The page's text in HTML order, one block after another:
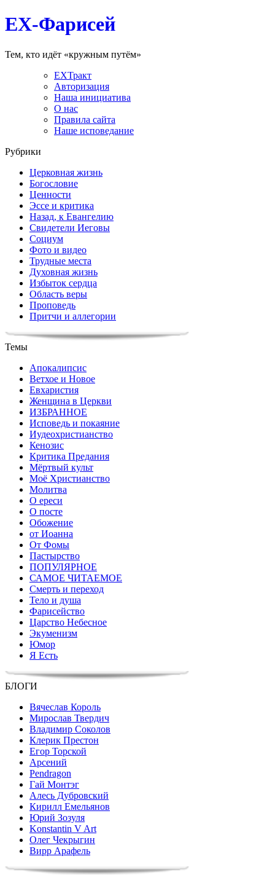
EX-Фарисей
Тем, кто идёт «кружным путём»
EXТракт
Авторизация
Наша инициатива
О нас
Правила сайта
Наше исповедание
Рубрики
Церковная жизнь
Богословие
Ценности
Эссе и критика
Назад, к Евангелию
Свидетели Иеговы
Социум
Фото и видео
Трудные места
Духовная жизнь
Избыток сердца
Область веры
Проповедь
Притчи и аллегории
Темы
Апокалипсис
Ветхое и Новое
Евхаристия
Женщина в Церкви
ИЗБРАННОЕ
Исповедь и покаяние
Иудеохристианство
Кенозис
Критика Предания
Мёртвый культ
Моё Христианство
Молитва
О ереси
О посте
Обожение
от Иоанна
От Фомы
Пастырство
ПОПУЛЯРНОЕ
САМОЕ ЧИТАЕМОЕ
Смерть и переход
Тело и душа
Фарисейство
Царство Небесное
Экуменизм
Юмор
Я Есть
БЛОГИ
Вячеслав Король
Мирослав Твердич
Владимир Соколов
Клерик Престон
Егор Topской
Арсений
Pendragon
Гай Монтэг
Алесь Дубровский
Кирилл Емельянов
Юрий Зозуля
Konstantin V Art
Олег Чекрыгин
Вирр Арафель